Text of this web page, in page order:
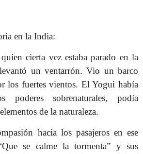
en la India:
cierta vez estaba parado en la
un ventarrón. Vio un barco
los fuertes vientos. El Yogui había
poderes sobrenaturales, podía
de la naturaleza.
hacia los pasajeros en ese
se calme la tormenta” y sus